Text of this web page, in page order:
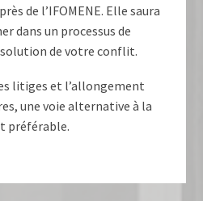
de l’IFOMENE. Elle saura
dans un processus de
de votre conflit.
litiges et l’allongement
une voie alternative à la
préférable.